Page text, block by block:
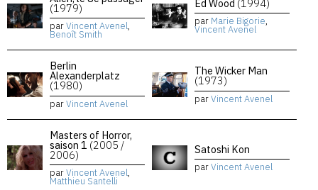
(1979)
parVincent Avenel,
Benoît Smith
Ed Wood (1994)
par Marie Bigorie,
Vincent Avenel
Berlin
Alexanderplatz
(1980)
parVincent Avenel
The Wicker Man
(1973)
parVincent Avenel
Masters of Horror,
saison 1 (2005 /
2006)
parVincent Avenel,
Matthieu Santelli
Satoshi Kon
parVincent Avenel